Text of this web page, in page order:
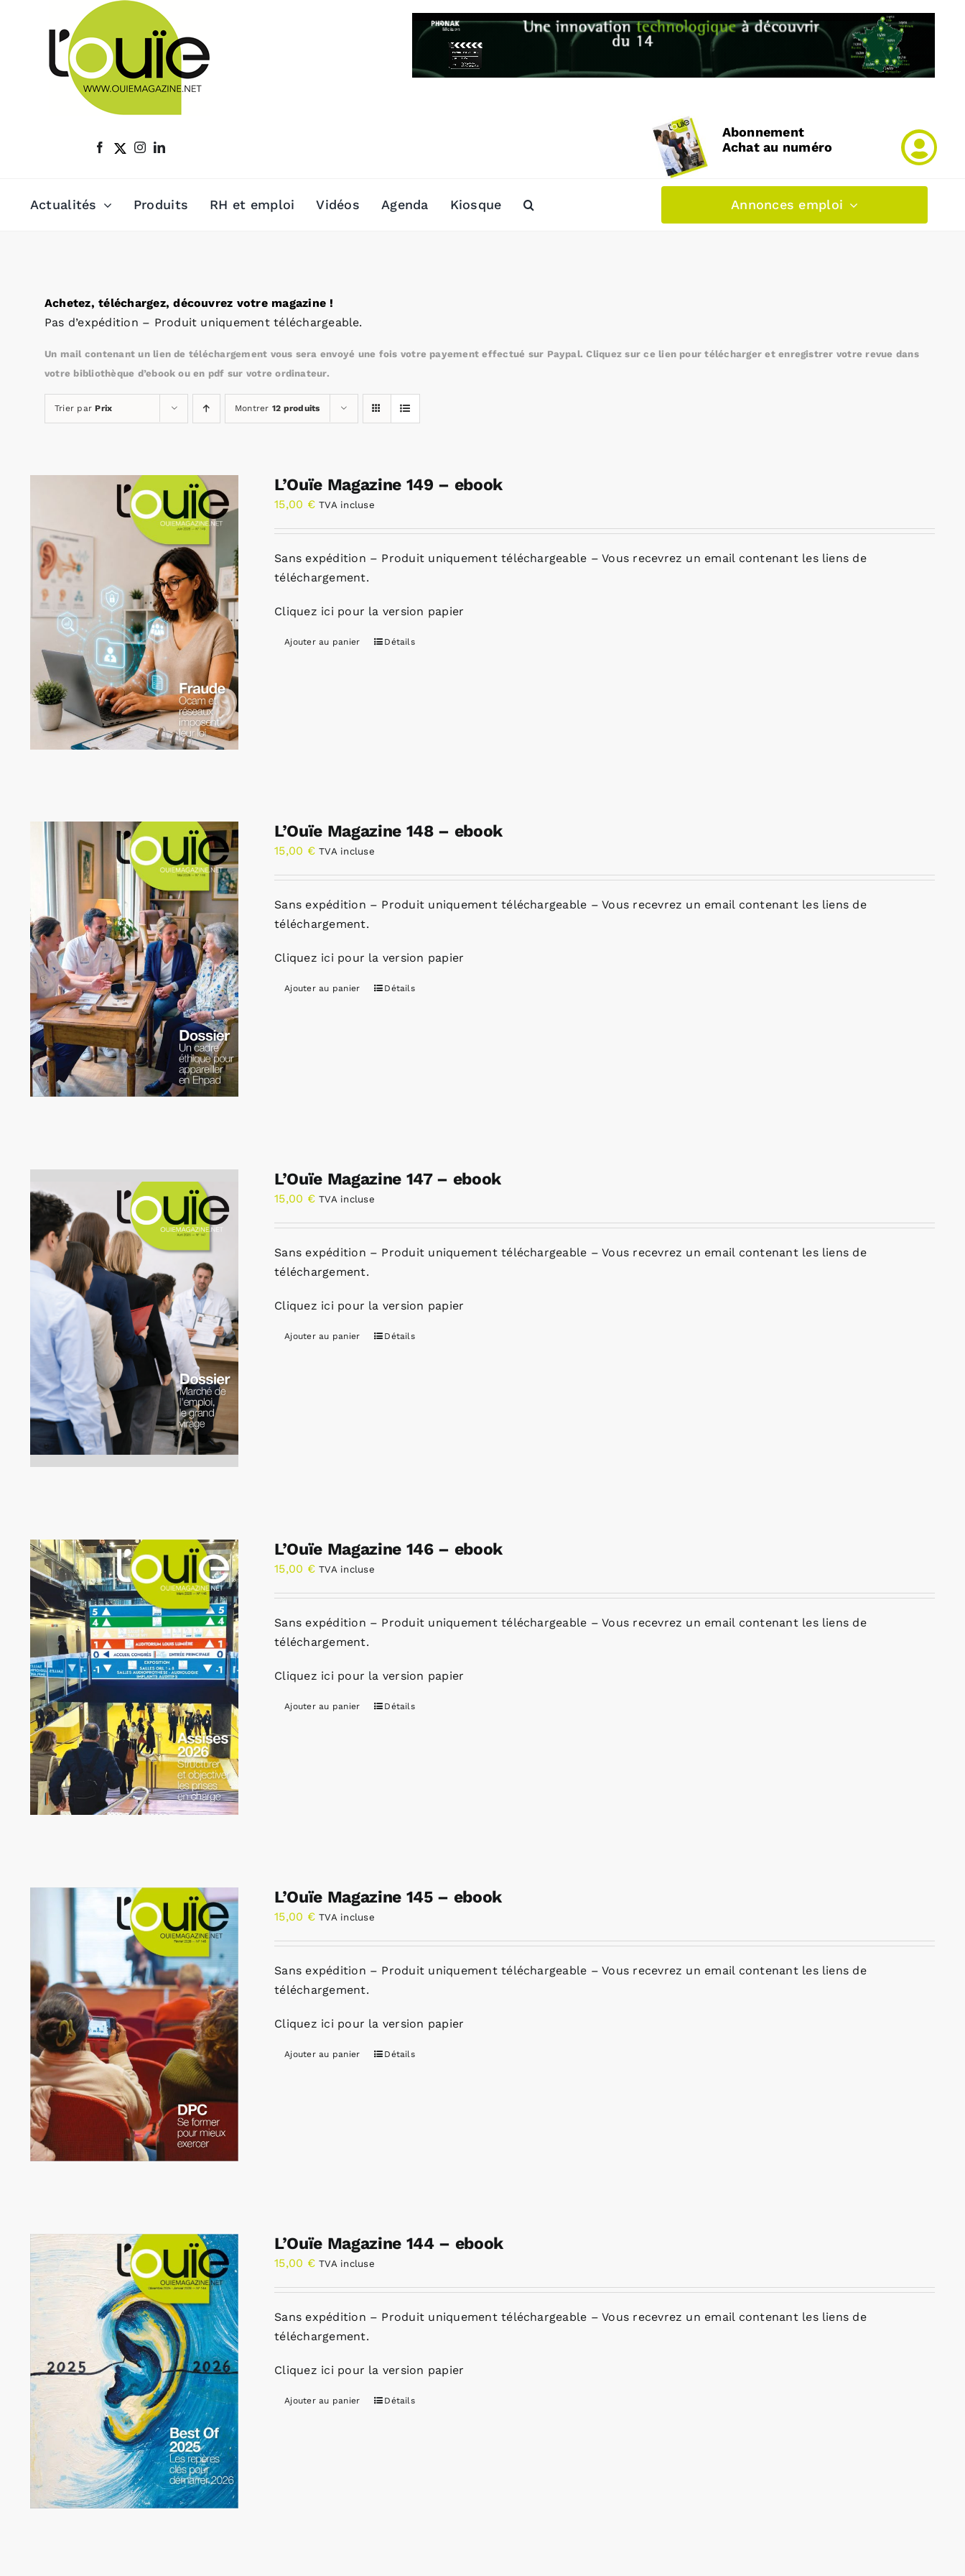
Abonnement
Achat au numéro
Actualités Produits RH et emploi Vidéos Agenda Kiosque Annonces emploi
Achetez, téléchargez, découvrez votre magazine !
Pas d’expédition – Produit uniquement téléchargeable.
Un mail contenant un lien de téléchargement vous sera envoyé une fois votre payement effectué sur Paypal. Cliquez sur ce lien pour télécharger et enregistrer votre revue dans
votre bibliothèque d’ebook ou en pdf sur votre ordinateur.
Trier parPrix Montrer 12 produits
L’Ouïe Magazine 149 – ebook
15,00 € TVA incluse
Sans expédition – Produit uniquement téléchargeable – Vous recevrez un email contenant les liens de
téléchargement.
Cliquez ici pour la version papier
Ajouter au panier Détails
L’Ouïe Magazine 148 – ebook
15,00 € TVA incluse
Sans expédition – Produit uniquement téléchargeable – Vous recevrez un email contenant les liens de
téléchargement.
Cliquez ici pour la version papier
Ajouter au panier Détails
L’Ouïe Magazine 147 – ebook
15,00 € TVA incluse
Sans expédition – Produit uniquement téléchargeable – Vous recevrez un email contenant les liens de
téléchargement.
Cliquez ici pour la version papier
Ajouter au panier Détails
L’Ouïe Magazine 146 – ebook
15,00 € TVA incluse
Sans expédition – Produit uniquement téléchargeable – Vous recevrez un email contenant les liens de
téléchargement.
Cliquez ici pour la version papier
Ajouter au panier Détails
L’Ouïe Magazine 145 – ebook
15,00 € TVA incluse
Sans expédition – Produit uniquement téléchargeable – Vous recevrez un email contenant les liens de
téléchargement.
Cliquez ici pour la version papier
Ajouter au panier Détails
L’Ouïe Magazine 144 – ebook
15,00 € TVA incluse
Sans expédition – Produit uniquement téléchargeable – Vous recevrez un email contenant les liens de
téléchargement.
Cliquez ici pour la version papier
Ajouter au panier Détails